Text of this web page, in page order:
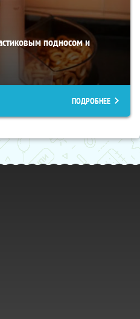
подносом и
ПОДРОБНЕЕ